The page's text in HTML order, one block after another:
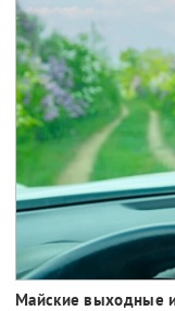
Майские выходные